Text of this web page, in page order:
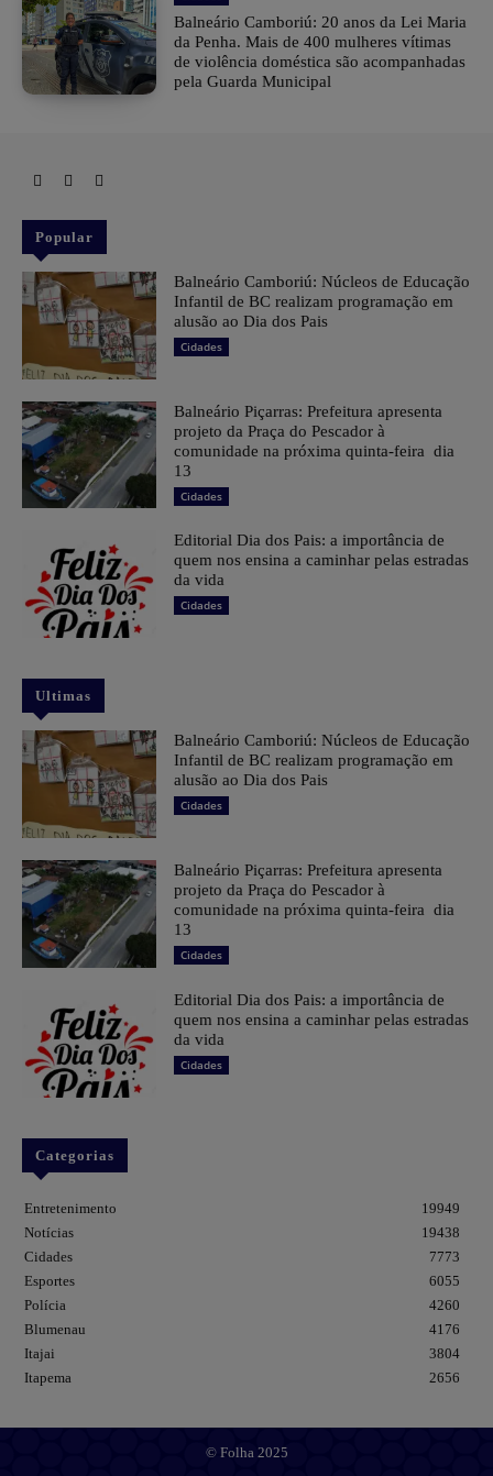
Balneário Camboriú: 20 anos da Lei Maria
da Penha. Mais de 400 mulheres vítimas
de violência doméstica são acompanhadas
pela Guarda Municipal
Popular
Balneário Camboriú: Núcleos de Educação
Infantil de BC realizam programação em
alusão ao Dia dos Pais
Cidades
Balneário Piçarras: Prefeitura apresenta
projeto da Praça do Pescador à
comunidade na próxima quinta-feira dia
13
Cidades
Editorial Dia dos Pais: a importância de
quem nos ensina a caminhar pelas estradas
da vida
Cidades
Ultimas
Balneário Camboriú: Núcleos de Educação
Infantil de BC realizam programação em
alusão ao Dia dos Pais
Cidades
Balneário Piçarras: Prefeitura apresenta
projeto da Praça do Pescador à
comunidade na próxima quinta-feira dia
13
Cidades
Editorial Dia dos Pais: a importância de
quem nos ensina a caminhar pelas estradas
da vida
Cidades
Categorias
Entretenimento
19949
Notícias
19438
Cidades
7773
Esportes
6055
Polícia
4260
Blumenau
4176
Itajai
3804
Itapema
2656
© Folha 2025